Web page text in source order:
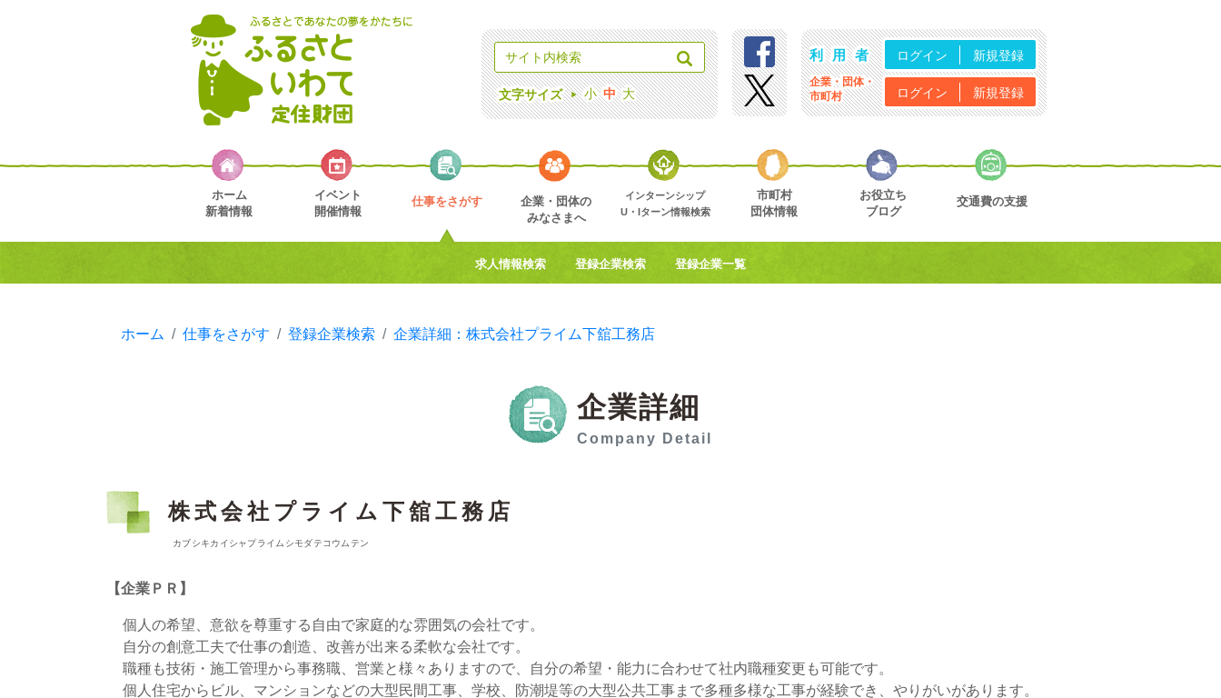
利用者 ログイン 新規登録
企業・団体・
市町村
ログイン 新規登録
文字サイズ 小 中 大
ホーム
新着情報
イベント
開催情報
仕事をさがす
企業・団体の
みなさまへ
インターンシップ
U・Iターン情報検索
市町村
団体情報
お役立ち
ブログ
交通費の支援
求人情報検索 登録企業検索 登録企業一覧